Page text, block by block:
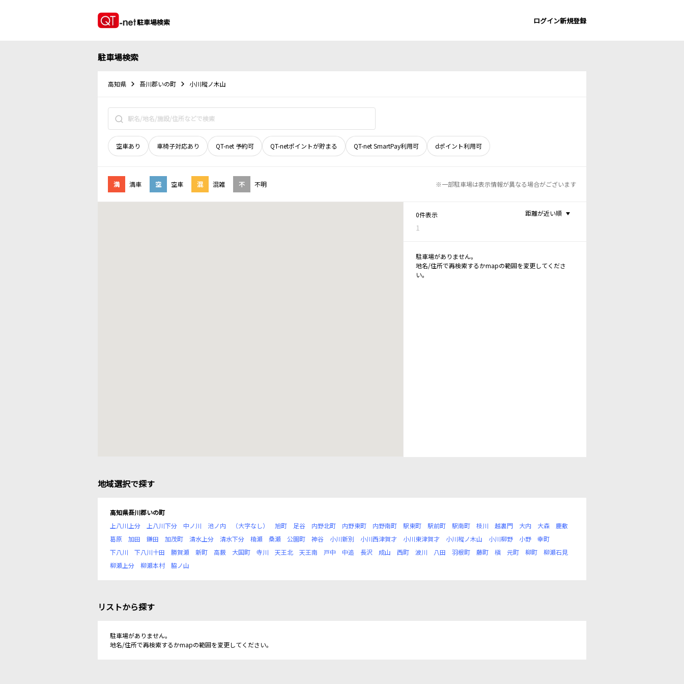
駐車場検索 ログイン新規登録
駐車場検索
高知県 吾川郡いの町 小川樅ノ木山
空車あり 車椅子対応あり QT-net 予約可 QT-netポイントが貯まる QT-net SmartPay利用可 dポイント利用可
満 満車 空 空車 混 混雑 不 不明 ※一部駐車場は表示情報が異なる場合がございます
0件表示
1
距離が近い順
駐車場がありません。
地名/住所で再検索するかmapの範囲を変更してくださ
い。
地域選択で探す
高知県吾川郡いの町
上八川上分
上八川下分 中ノ川 池ノ内 （大字なし） 旭町 足谷 内野北町 内野東町 内野南町 駅東町 駅前町 駅南町 枝川 越裏門 大内 大森
鹿敷
葛原
加田 鎌田 加茂町 清水上分 清水下分 楠瀬 桑瀬 公園町 神谷 小川新別 小川西津賀才 小川東津賀才 小川樅ノ木山 小川柳野 小野
幸町
下八川
下八川十田 勝賀瀬 新町 高薮 大国町 寺川 天王北 天王南 戸中 中追 長沢 成山 西町 波川 八田 羽根町 藤町 槇 元町 柳町
柳瀬石見
柳瀬上分
柳瀬本村 脇ノ山
リストから探す
駐車場がありません。
地名/住所で再検索するかmapの範囲を変更してください。